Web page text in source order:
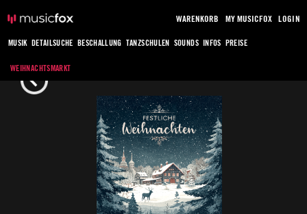
MUSIK DETAILSUCHE BESCHALLUNG TANZSCHULEN SOUNDS INFOS PREISE
WEIHNACHTSMARKT
WARENKORB MY MUSICFOX LOGIN